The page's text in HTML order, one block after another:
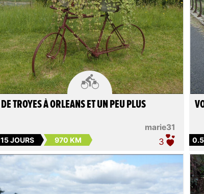

marie31
DE TROYES À ORLEANS ET UN PEU PLUS
15 JOURS 970 KM 3 0.5